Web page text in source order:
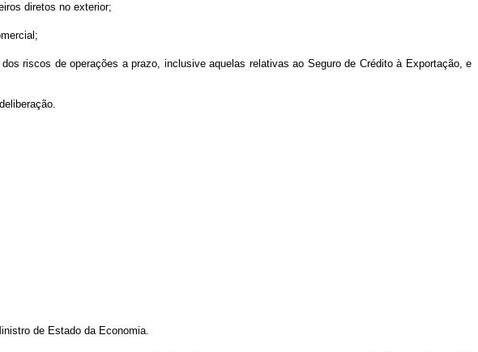
diretos no exterior;
riscos de operações a prazo, inclusive aquelas relativas ao Seguro de Crédito à Exportação, e
de Estado da Economia.